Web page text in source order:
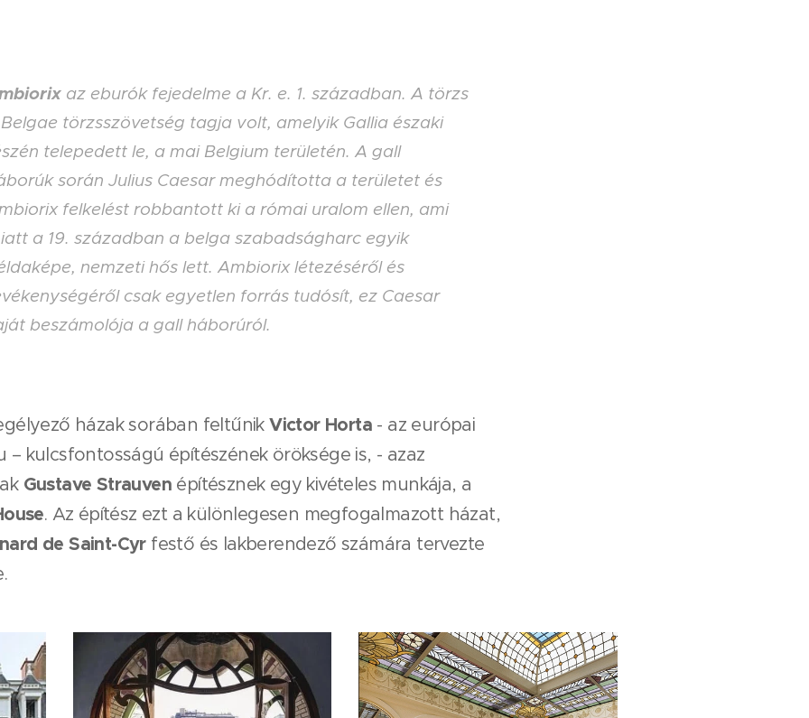
az eburók fejedelme a Kr. e. 1. században. A törzs
törzsszövetség tagja volt, amelyik Gallia északi
telepedett le, a mai Belgium területén. A gall
során Julius Caesar meghódította a területet és
felkelést robbantott ki a római uralom ellen, ami
a 19. században a belga szabadságharc egyik
nemzeti hős lett. Ambiorix létezéséről és
csak egyetlen forrás tudósít, ez Caesar
beszámolója a gall háborúról.
házak sorában feltűnikVictor Horta - az európai
– kulcsfontosságú építészének öröksége is, - azaz
Gustave Strauven építésznek egy kivételes munkája, a
. Az építész ezt a különlegesen megfogalmazott házat,
de Saint-Cyrfestő és lakberendező számára tervezte